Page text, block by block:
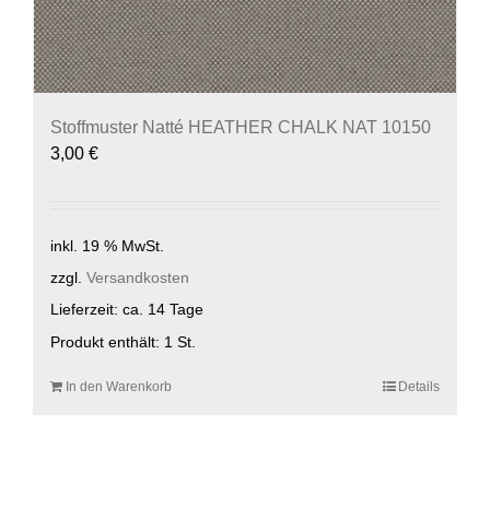
Stoffmuster Natté HEATHER CHALK NAT 10150
3,00 €
inkl. 19 % MwSt.
zzgl. Versandkosten
Lieferzeit: ca. 14 Tage
Produkt enthält: 1 St.
In den Warenkorb Details